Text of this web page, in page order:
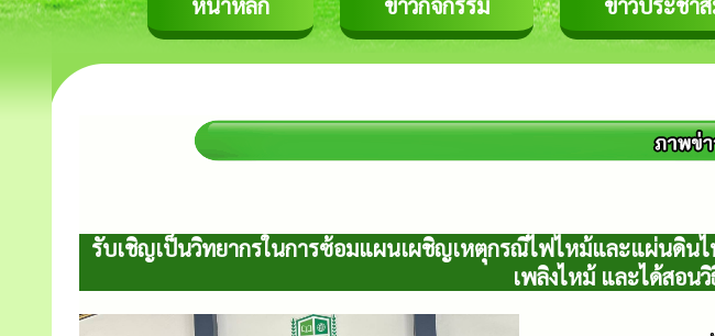
รับเชิญเป็นวิทยากรในการซ้อมแผนเผชิญเหตุกรณีไฟไหม้และแผ่นดินไ
เพลิงไหม้ และได้สอน